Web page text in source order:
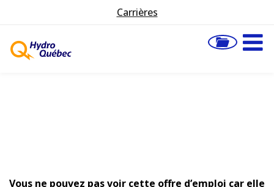
Carrières
Vous ne pouvez pas voir cette offre d’emploi car elle